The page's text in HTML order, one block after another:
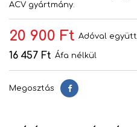
ACV gyártmány.
20 900 Ft Adóval együtt
16 457 Ft Áfa nélkül
Megosztás Megosztás